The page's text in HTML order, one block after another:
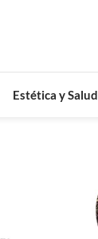
Estética y Salud